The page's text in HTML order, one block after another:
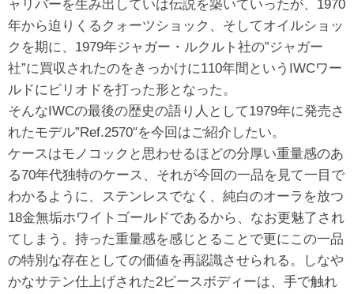
ャリバーを生み出していは伝説を築いていったが、1970
年から迫りくるクォーツショック、そしてオイルショッ
クを期に、1979年ジャガー・ルクルト社の”ジャガー
社”に買収されたのをきっかけに110年間というIWCワー
ルドにピリオドを打った形となった。
そんなIWCの最後の歴史の語り人として1979年に発売さ
れたモデル”Ref.2570″を今回はご紹介したい。
ケースはモノコックと思わせるほどの分厚い重量感のあ
る70年代独特のケース、それが今回の一品を見て一目で
わかるように、ステンレスでなく、純白のオーラを放つ
18金無垢ホワイトゴールドであるから、なお更魅了され
てしまう。持った重量感を感じとることで更にこの一品
の特別な存在としての価値を再認識させられる。しなや
かなサテン仕上げされた2ピースボディーは、手で触れ